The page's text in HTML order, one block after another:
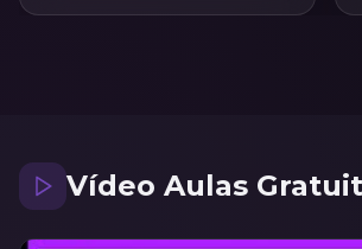
Vídeo Aulas